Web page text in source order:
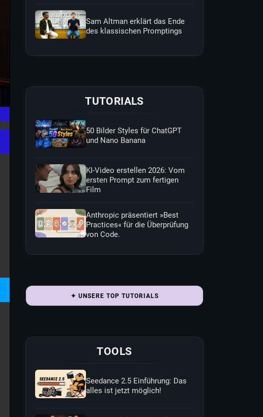
Sam Altman erklärt das Ende
des klassischen Promptings
TUTORIALS
50 Bilder Styles für ChatGPT
und Nano Banana
KI-Video erstellen 2026: Vom
ersten Prompt zum fertigen
Film
Anthropic präsentiert »Best
Practices« für die Überprüfung
von Code.
✦ UNSERE TOP TUTORIALS
TOOLS
Seedance 2.5 Einführung: Das
alles ist jetzt möglich!